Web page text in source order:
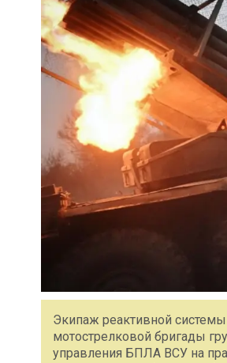
Экипаж реактивной
мотострелковой бригады
управления БПЛА ВСУ на